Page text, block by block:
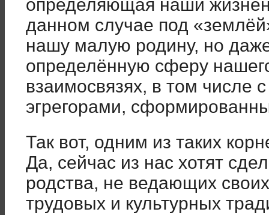
определяющая наши
данном случае под
нашу малую родину, но
определённую сферу
взаимосвязях, в том
эгрегорами,
Так вот, одним из таких
Да, сейчас из нас хотят
родства, не ведающих
трудовых и культурных